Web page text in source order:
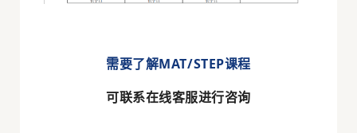
需要了解MAT/STEP课程
可联系在线客服进行咨询